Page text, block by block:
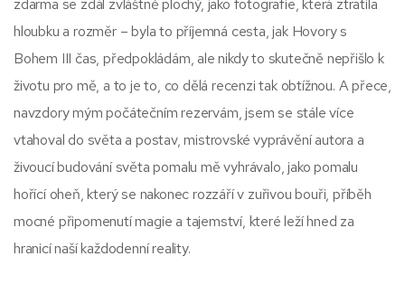
zdarma se zdál zvláštně plochý, jako fotografie, která ztratila
hloubku a rozměr – byla to příjemná cesta, jak Hovory s
Bohem III čas, předpokládám, ale nikdy to skutečně nepřišlo k
životu pro mě, a to je to, co dělá recenzi tak obtížnou. A přece,
navzdory mým počátečním rezervám, jsem se stále více
vtahoval do světa a postav, mistrovské vyprávění autora a
živoucí budování světa pomalu mě vyhrávalo, jako pomalu
hořící oheň, který se nakonec rozzáří v zuřivou bouři, příběh
mocné připomenutí magie a tajemství, které leží hned za
hranicí naší každodenní reality.